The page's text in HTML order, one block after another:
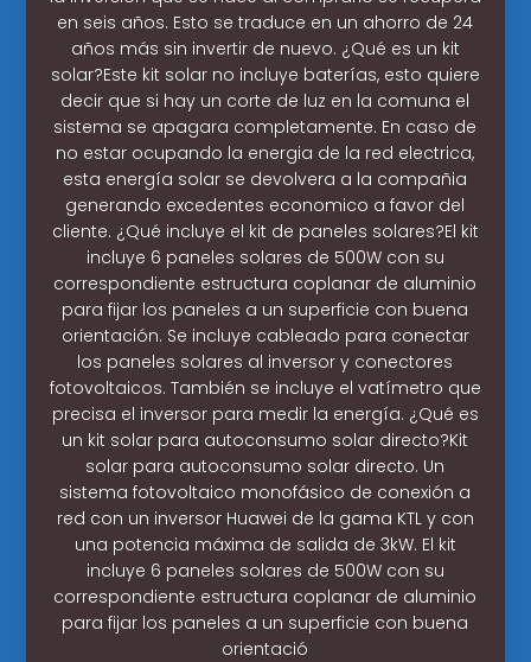
en seis años. Esto se traduce en un ahorro de 24
años más sin invertir de nuevo. ¿Qué es un kit
solar?Este kit solar no incluye baterías, esto quiere
decir que si hay un corte de luz en la comuna el
sistema se apagara completamente. En caso de
no estar ocupando la energia de la red electrica,
esta energía solar se devolvera a la compañia
generando excedentes economico a favor del
cliente. ¿Qué incluye el kit de paneles solares?El kit
incluye 6 paneles solares de 500W con su
correspondiente estructura coplanar de aluminio
para fijar los paneles a un superficie con buena
orientación. Se incluye cableado para conectar
los paneles solares al inversor y conectores
fotovoltaicos. También se incluye el vatímetro que
precisa el inversor para medir la energía. ¿Qué es
un kit solar para autoconsumo solar directo?Kit
solar para autoconsumo solar directo. Un
sistema fotovoltaico monofásico de conexión a
red con un inversor Huawei de la gama KTL y con
una potencia máxima de salida de 3kW. El kit
incluye 6 paneles solares de 500W con su
correspondiente estructura coplanar de aluminio
para fijar los paneles a un superficie con buena
orientació